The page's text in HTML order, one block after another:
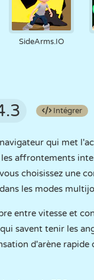
SideArms.IO
Intégrer
qui met
affrontements
choisissez une
les modes
entre vitesse et
savent tenir les
d'arène rapide